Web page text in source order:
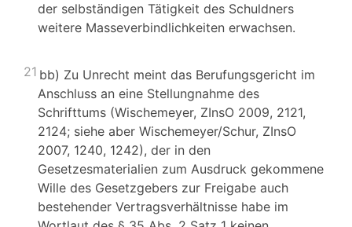
der selbständigen Tätigkeit des Schuldners
weitere Masseverbindlichkeiten erwachsen.
21 bb) Zu Unrecht meint das Berufungsgericht im
Anschluss an eine Stellungnahme des
Schrifttums (Wischemeyer, ZInsO 2009, 2121,
2124; siehe aber Wischemeyer/Schur, ZInsO
2007, 1240, 1242), der in den
Gesetzesmaterialien zum Ausdruck gekommene
Wille des Gesetzgebers zur Freigabe auch
bestehender Vertragsverhältnisse habe im